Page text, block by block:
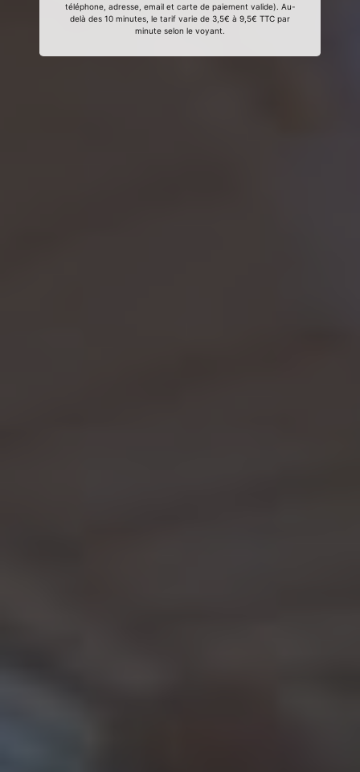
téléphone, adresse, email et carte de paiement valide). Au-
delà des 10 minutes, le tarif varie de 3,5€ à 9,5€ TTC par
minute selon le voyant.